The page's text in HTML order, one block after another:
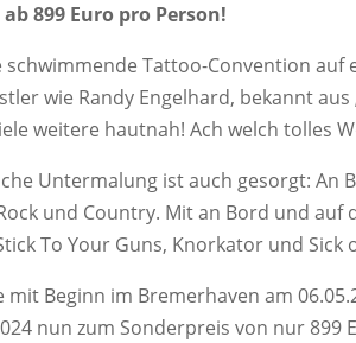
899 Euro pro Person!
schwimmende Tattoo-Convention
wie Randy Engelhard, bekannt aus
weitere hautnah! Ach welch tolles
Untermalung ist auch gesorgt: An
und Country. Mit an Bord und
To Your Guns, Knorkator und Sick
mit Beginn im Bremerhaven am
nun zum Sonderpreis von nur 899